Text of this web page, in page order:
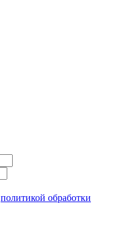
политикой обработки